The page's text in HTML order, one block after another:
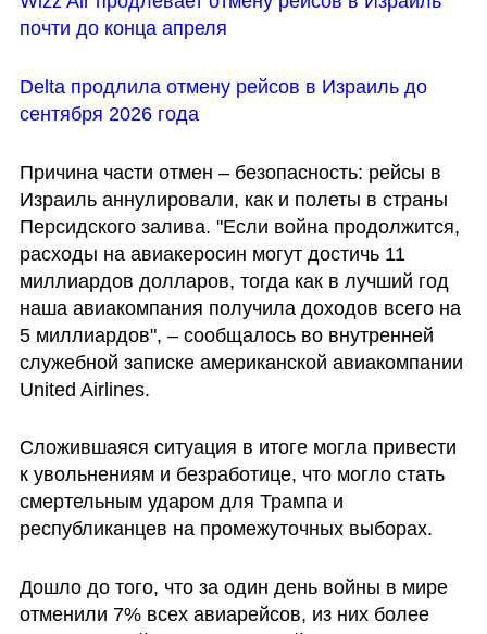
почти до конца апреля
Delta продлила отмену рейсов в Израиль до
сентября 2026 года
Причина части отмен – безопасность: рейсы в
Израиль аннулировали, как и полеты в страны
Персидского залива. "Если война продолжится,
расходы на авиакеросин могут достичь 11
миллиардов долларов, тогда как в лучший год
наша авиакомпания получила доходов всего на
5 миллиардов", – сообщалось во внутренней
служебной записке американской авиакомпании
United Airlines.
Сложившаяся ситуация в итоге могла привести
к увольнениям и безработице, что могло стать
смертельным ударом для Трампа и
республиканцев на промежуточных выборах.
Дошло до того, что за один день войны в мире
отменили 7% всех авиарейсов, из них более